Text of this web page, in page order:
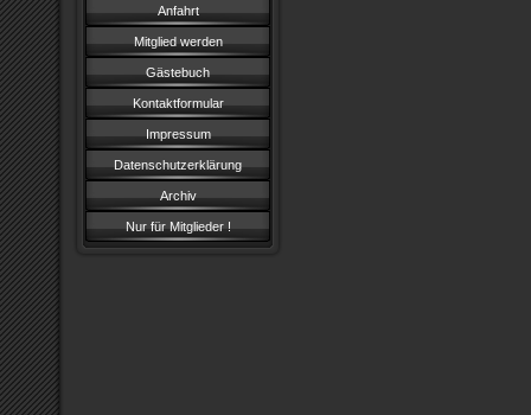
Anfahrt
Mitglied werden
Gästebuch
Kontaktformular
Impressum
Datenschutzerklärung
Archiv
Nur für Mitglieder !